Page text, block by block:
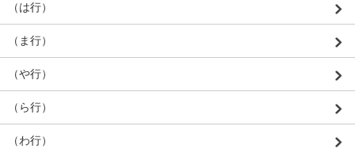
（は行）
（ま行）
（や行）
（ら行）
（わ行）